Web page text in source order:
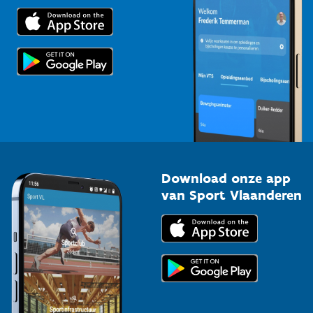
Trainers en begeleiders
Topsporters
Voor de pers
Download onze app
van Sport Vlaanderen